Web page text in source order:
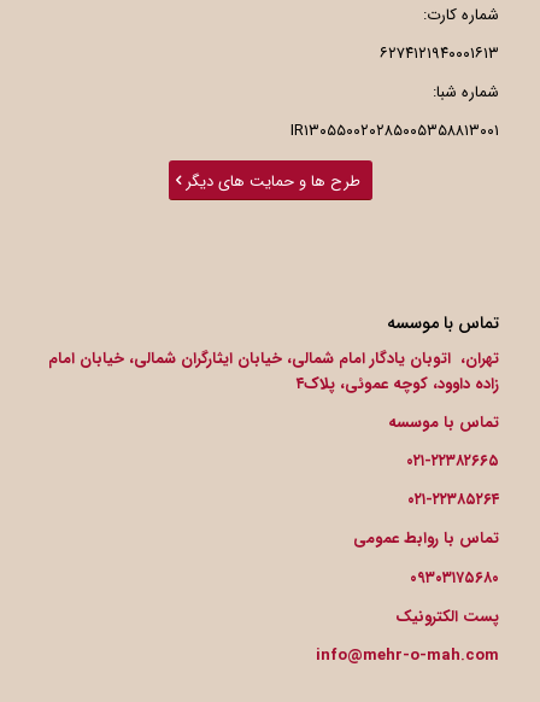
شماره کارت:
۶۲۷۴۱۲۱۹۴۰۰۰۱۶۱۳
شماره شبا:
IR۱۳۰۵۵۰۰۲۰۲۸۵۰۰۵۳۵۸۸۱۳۰۰۱
طرح ها و حمایت های دیگر
تماس با موسسه
تهران، اتوبان یادگار امام شمالی، خیابان ایثارگران شمالی، خیابان امام
زاده داوود، کوچه عموئی، پلاک۴
تماس با موسسه
۰۲۱-۲۲۳۸۲۶۶۵
۰۲۱-۲۲۳۸۵۲۶۴
تماس با روابط عمومی
۰۹۳۰۳۱۷۵۶۸۰
پست الکترونیک
info@mehr-o-mah.com